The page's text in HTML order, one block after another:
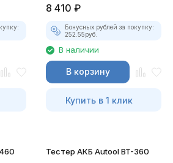
8 410 ₽
Бонусных рублей за покупку:
252.55руб.
В наличии
В корзину
Купить в 1 клик
Тестер АКБ Autool BT-360